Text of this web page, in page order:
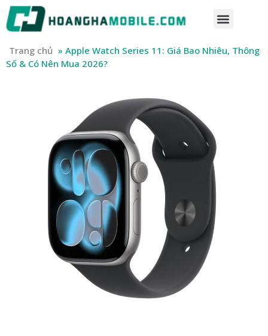
Trang chủ » Apple Watch Series 11: Giá Bao Nhiêu, Thông
Số & Có Nên Mua 2026?